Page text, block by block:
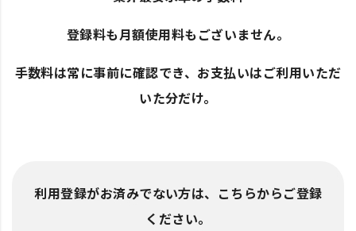
登録料も月額使用料もございません。
手数料は常に事前に確認でき、お支払いはご利用いただ
いた分だけ。
利用登録がお済みでない方は、こちらからご登録
ください。